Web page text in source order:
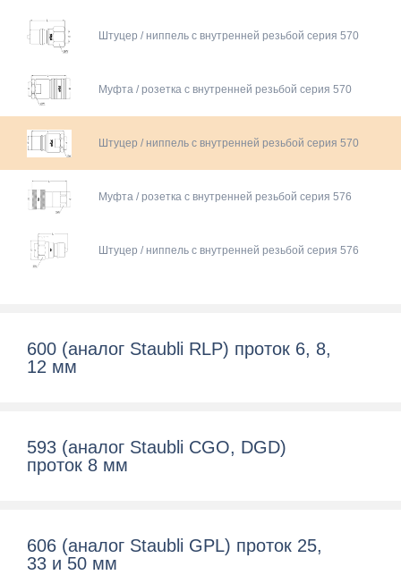
Штуцер / ниппель с внутренней резьбой серия 570
Муфта / розетка с внутренней резьбой серия 570
Штуцер / ниппель с внутренней резьбой серия 570
Муфта / розетка с внутренней резьбой серия 576
Штуцер / ниппель с внутренней резьбой серия 576
600 (aналог Staubli RLP) проток 6, 8,
12 мм
593 (аналог Staubli CGO, DGD)
проток 8 мм
606 (аналог Staubli GPL) проток 25,
33 и 50 мм